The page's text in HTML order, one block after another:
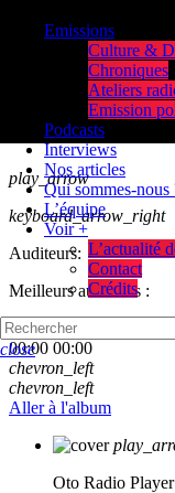
play_arrow
keyboard_arrow_right
Auditeurs:
Meilleurs auditeurs :
skip_previous
00:00 00:00
chevron_left
chevron_left
Aller à l'album
Oto Radio Player
Emissions
Culture &
Chroniques
Ateliers
Emission
Podcasts
Interviews
Nos articles
Qui sommes-nous
L’équipe
Voir +
L’actualité
Contact
Crédits
close